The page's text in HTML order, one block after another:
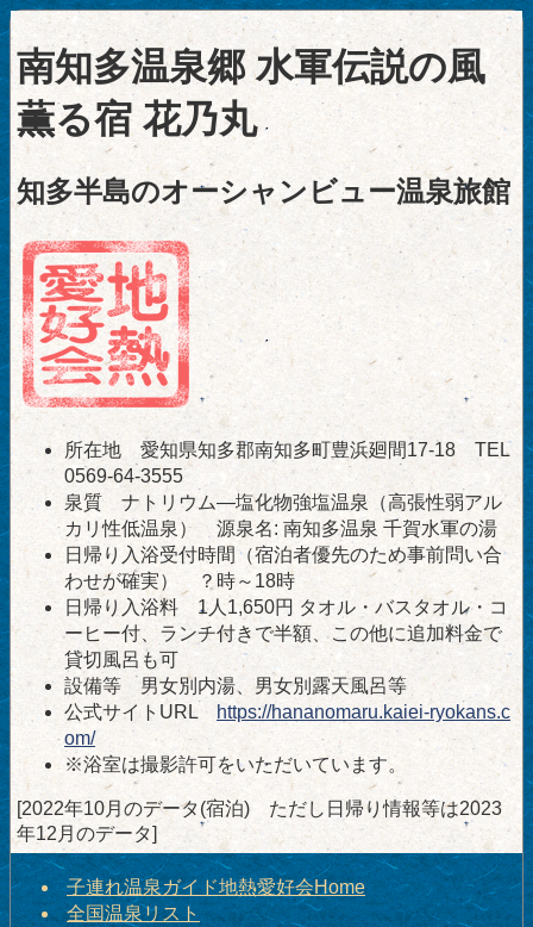
南知多温泉郷 水軍伝説の風
薫る宿 花乃丸
知多半島のオーシャンビュー温泉旅館
所在地 愛知県知多郡南知多町豊浜廻間17-18 TEL
0569-64-3555
泉質 ナトリウム―塩化物強塩温泉（高張性弱アル
カリ性低温泉） 源泉名: 南知多温泉 千賀水軍の湯
日帰り入浴受付時間（宿泊者優先のため事前問い合
わせが確実） ？時～18時
日帰り入浴料 1人1,650円 タオル・バスタオル・コ
ーヒー付、ランチ付きで半額、この他に追加料金で
貸切風呂も可
設備等 男女別内湯、男女別露天風呂等
公式サイトURL https://hananomaru.kaiei-ryokans.c
om/
※浴室は撮影許可をいただいています。
[2022年10月のデータ(宿泊) ただし日帰り情報等は2023
年12月のデータ]
子連れ温泉ガイド地熱愛好会Home
全国温泉リスト